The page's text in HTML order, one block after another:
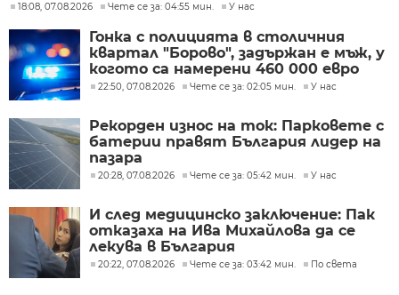
18:08, 07.08.2026 Чете се за: 04:55 мин. У нас
Гонка с полицията в столичния
квартал "Борово", задържан е мъж, у
когото са намерени 460 000 евро
22:50, 07.08.2026 Чете се за: 02:05 мин. У нас
Рекорден износ на ток: Парковете с
батерии правят България лидер на
пазара
20:28, 07.08.2026 Чете се за: 05:42 мин. У нас
И след медицинско заключение: Пак
отказаха на Ива Михайлова да се
лекува в България
20:22, 07.08.2026 Чете се за: 03:42 мин. По света